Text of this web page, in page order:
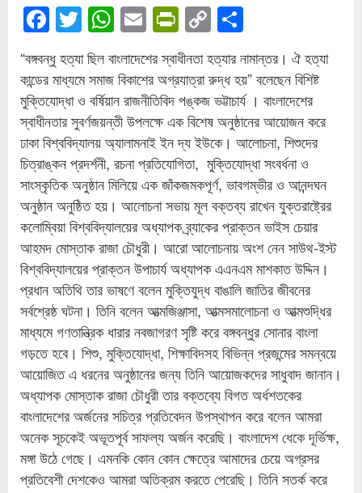
Facebook
Twitter
WhatsApp
EmailPrintFriendly
Copy
Link
“বঙ্গবন্ধু হত্যা ছিল বাংলাদেশের স্বাধীনতা হত্যার নামান্তর। ঐ হত্যা
কান্ডের মাধ্যমে সমাজ বিকাশের অগ্রযাত্রা রুদ্ধ হয়” বলেছেন বিশিষ্ট
মুক্তিযোদ্ধা ও বর্ষিয়ান রাজনীতিবিদ পঙ্কজ ভট্টাচার্য । বাংলাদেশের
স্বাধীনতার সুবর্ণজয়ন্তী উপলক্ষে এক বিশেষ অনুষ্ঠানের আয়োজন করে
ঢাকা বিশ্ববিদ্যালয় অ্যালামনাই ইন দ্য ইউকে। আলোচনা, শিশুদের
চিত্রাঙ্কন প্রদর্শনী, রচনা প্রতিযোগিতা, মুক্তিযোদ্ধা সংবর্ধনা ও
সাংস্কৃতিক অনুষ্ঠান মিলিয়ে এক জাঁকজমকপূর্ণ, ভাবগম্ভীর ও আনন্দঘন
অনুষ্ঠান অনুষ্ঠিত হয়। আলোচনা সভায় মূল বক্তব্য রাখেন যুক্তরাষ্ট্রের
কলোম্বিয়া বিশ্ববিদ্যালয়ের অধ্যাপক ব্র্যাকের প্রাক্তন ভাইস চেয়ার
আহমদ মোস্তাক রাজা চৌধুরী। আরো আলোচনায় অংশ নেন সাউথ-ইস্ট
বিশ্ববিদ্যালয়ের প্রাক্তন উপাচার্য অধ্যাপক এএনএম মাশকাত উদ্দিন।
প্রধান অতিথি তার ভাষণে বলেন মুক্তিযুদ্ধ বাঙালি জাতির জীবনের
সর্বশ্রেষ্ঠ ঘটনা। তিনি বলেন আত্মজিঞ্জাসা, আত্মসমালোচনা ও আত্মশুদ্ধির
মাধ্যমে গণতান্ত্রিক ধারার নবজাগরণ সৃষ্টি করে বঙ্গবন্ধুর সোনার বাংলা
গড়তে হবে। শিশু, মুক্তিযোদ্ধা, শিক্ষাবিদসহ বিভিন্ন প্রজন্মের সমন্বয়ে
আয়োজিত এ ধরনের অনুষ্ঠানের জন্য তিনি আয়োজকদের সাধুবাদ জানান।
অধ্যাপক মোস্তাক রাজা চৌধুরী তার বক্তব্যে বিগত অর্ধশতকের
বাংলাদেশের অর্জনের সচিত্র প্রতিবেদন উপস্থাপন করে বলেন আমরা
অনেক সূচকেই অভূতপূর্ব সাফল্য অর্জন করেছি। বাংলাদেশ ধেকে দূর্ভিক্ষ,
মঙ্গা উঠে গেছে। এমনকি কোন কোন ক্ষেত্রে আমাদের চেয়ে অগ্রসর
প্রতিবেশী দেশকেও আমরা অতিক্রম করতে পেরেছি। তিনি সতর্ক করে